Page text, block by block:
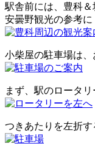
駅舎前には、豊科＆
安曇野観光の参考に
小柴屋の駐車場は、
まず、駅のロータリ
つきあたりを左折す